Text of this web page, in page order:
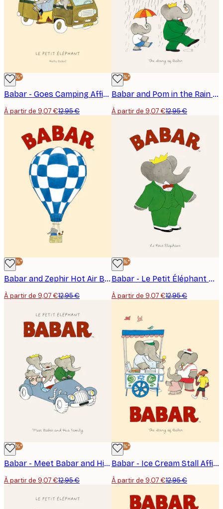
-30%*
Babar - Goes Camping Affiche
À partir de 9,07 €12,95 €
-30%*
Babar and Pom in the Rain Affiche
À partir de 9,07 €12,95 €
-30%*
Babar and Zephir Hot Air Balloon Affiche
À partir de 9,07 €12,95 €
-30%*
Babar - Le Petit Éléphant Affiche
À partir de 9,07 €12,95 €
-30%*
Babar - Meet Babar and His family Affiche
À partir de 9,07 €12,95 €
-30%*
Babar - Ice Cream Stall Affiche
À partir de 9,07 €12,95 €